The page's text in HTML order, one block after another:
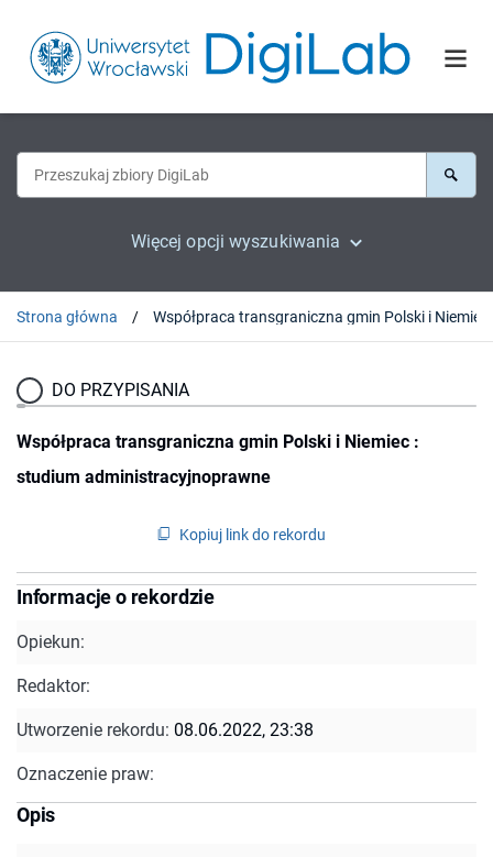
Więcej opcji wyszukiwania
Strona główna
DO PRZYPISANIA
Współpraca transgraniczna gmin Polski i Niemiec :
studium administracyjnoprawne
Kopiuj link do rekordu
Informacje o rekordzie
Opiekun:
Redaktor:
Utworzenie rekordu: 08.06.2022, 23:38
Oznaczenie praw:
Opis